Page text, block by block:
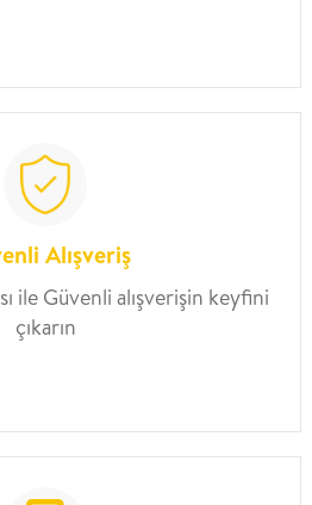
Alışveriş
ile Güvenli alışverişin keyfini
çıkarın